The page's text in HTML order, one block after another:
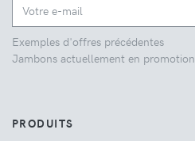
Exemples d'offres précédentes
Jambons actuellement en promotion
PRODUITS